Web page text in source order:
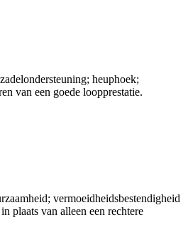
heuphoek;
van een goede loopprestatie.
vermoeidheidsbestendigheid
plaats van alleen een rechtere